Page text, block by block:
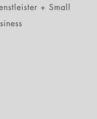
+ Small